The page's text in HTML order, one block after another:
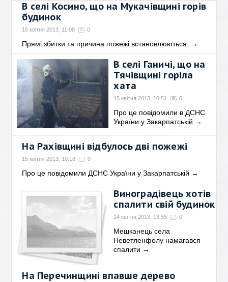
В селі Косино, що на Мукачівщині горів
будинок
15 квітня 2013, 11:08 0
Прямі збитки та причина пожежі встановлюються. →
В селі Ганичі, що на
Тячівщині горіла
хата
15 квітня 2013, 10:51 0
Про це повідомили в ДСНС
України у Закарпатській →
На Рахівщині відбулось дві пожежі
15 квітня 2013, 10:18 0
Про це повідомили ДСНС України у Закарпатській →
Виноградівець хотів
спалити свій будинок
14 квітня 2013, 13:55 0
Мешканець села
Неветленфолу намагався
спалити →
На Перечинщині впавше дерево